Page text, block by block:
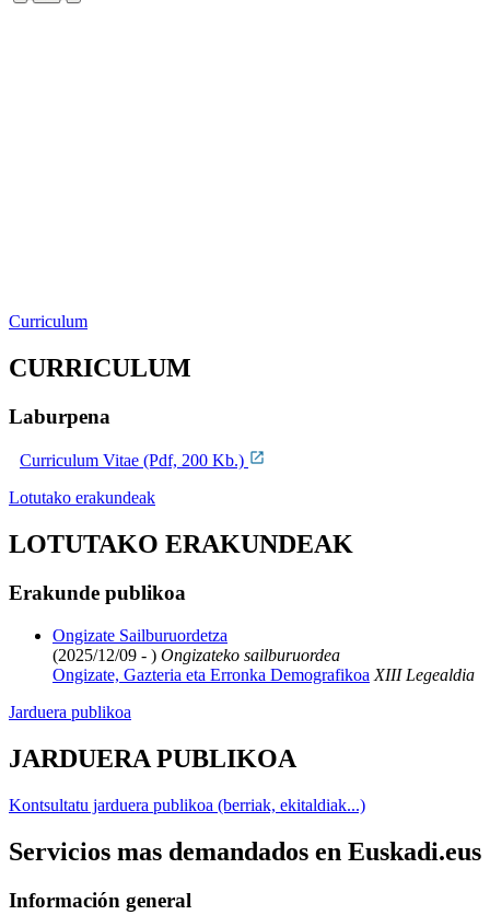
Curriculum
CURRICULUM
Laburpena
Curriculum Vitae (Pdf, 200 Kb.)
Lotutako erakundeak
LOTUTAKO ERAKUNDEAK
Erakunde publikoa
Ongizate Sailburuordetza
(2025/12/09 - ) Ongizateko sailburuordea
Ongizate, Gazteria eta Erronka Demografikoa XIII Legealdia
Jarduera publikoa
JARDUERA PUBLIKOA
Kontsultatu jarduera publikoa (berriak, ekitaldiak...)
Servicios mas demandados en Euskadi.eus
Información general